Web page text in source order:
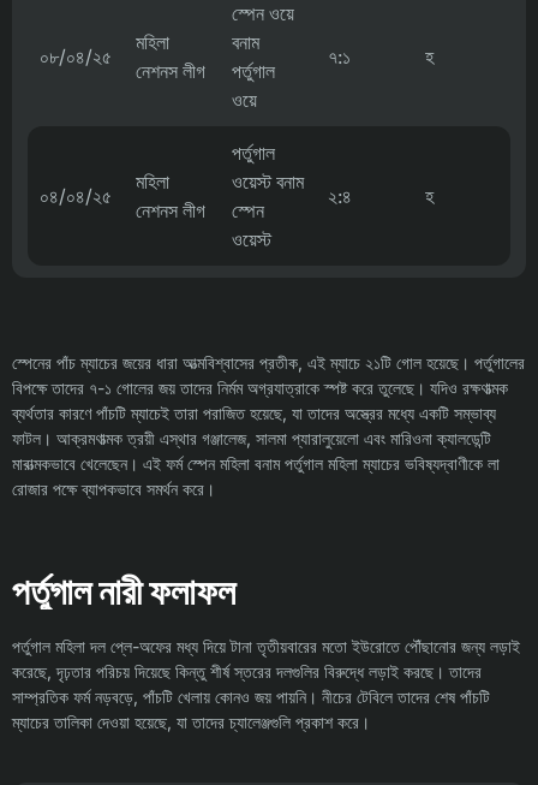
০৮/০৪/২৫
মহিলা
নেশনস লীগ
স্পেন ওয়ে
বনাম
পর্তুগাল
ওয়ে
৭:১ হ
০৪/০৪/২৫
মহিলা
নেশনস লীগ
পর্তুগাল
ওয়েস্ট বনাম
স্পেন
ওয়েস্ট
২:৪ হ
স্পেনের পাঁচ ম্যাচের জয়ের ধারা আত্মবিশ্বাসের প্রতীক, এই ম্যাচে ২১টি গোল হয়েছে। পর্তুগালের
বিপক্ষে তাদের ৭-১ গোলের জয় তাদের নির্মম অগ্রযাত্রাকে স্পষ্ট করে তুলেছে। যদিও রক্ষণাত্মক
ব্যর্থতার কারণে পাঁচটি ম্যাচেই তারা পরাজিত হয়েছে, যা তাদের অস্ত্রের মধ্যে একটি সম্ভাব্য
ফাটল। আক্রমণাত্মক ত্রয়ী এস্থার গঞ্জালেজ, সালমা প্যারালুয়েলো এবং মারিওনা ক্যালডেন্টি
মারাত্মকভাবে খেলেছেন। এই ফর্ম স্পেন মহিলা বনাম পর্তুগাল মহিলা ম্যাচের ভবিষ্যদ্বাণীকে লা
রোজার পক্ষে ব্যাপকভাবে সমর্থন করে।
পর্তুগাল নারী ফলাফল
পর্তুগাল মহিলা দল প্লে-অফের মধ্য দিয়ে টানা তৃতীয়বারের মতো ইউরোতে পৌঁছানোর জন্য লড়াই
করেছে, দৃঢ়তার পরিচয় দিয়েছে কিন্তু শীর্ষ স্তরের দলগুলির বিরুদ্ধে লড়াই করছে। তাদের
সাম্প্রতিক ফর্ম নড়বড়ে, পাঁচটি খেলায় কোনও জয় পায়নি। নীচের টেবিলে তাদের শেষ পাঁচটি
ম্যাচের তালিকা দেওয়া হয়েছে, যা তাদের চ্যালেঞ্জগুলি প্রকাশ করে।